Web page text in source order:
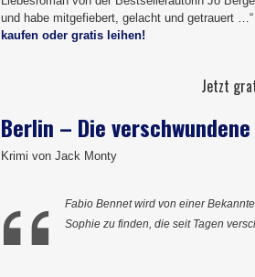
und habe mitgefiebert, gelacht und getrauert
kaufen oder gratis leihen!
Jetzt
Berlin – Die
Krimi von Jack Monty
Fabio Bennet wird von einer
Sophie zu finden, die seit Tagen